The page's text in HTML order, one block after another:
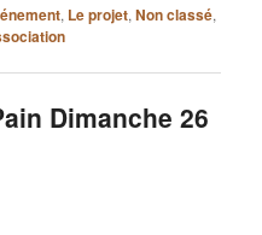
, Le projet,Non classé,
Dimanche 26